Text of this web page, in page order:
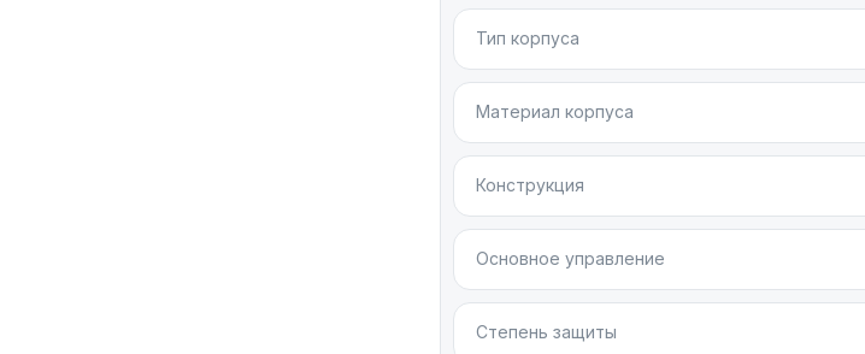
Тип корпуса
Материал корпуса
Конструкция
Основное управление
Степень защиты